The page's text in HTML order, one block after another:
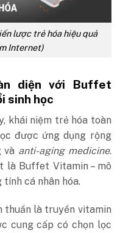
lược trẻ hóa hiệu quả
Internet)
diện với Buffet
sinh học
khái niệm trẻ hóa toàn
được ứng dụng rộng
và anti-aging medicine.
là Buffet Vitamin – mô
tính cá nhân hóa.
thuần là truyền vitamin
cung cấp có chọn lọc